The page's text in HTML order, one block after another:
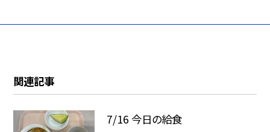
関連記事
7/16 今日の給食